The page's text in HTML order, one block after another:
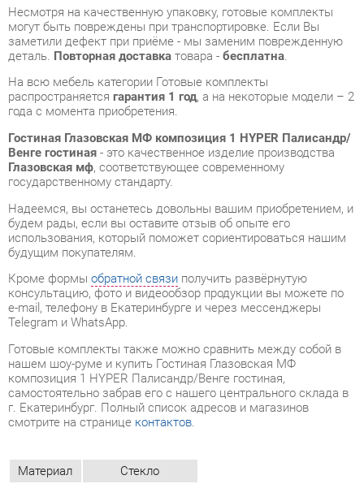
На всю мебель категории Готовые комплекты
распространяетсягарантия 1 год, а на некоторые модели – 2
года с момента приобретения.
Гостиная Глазовская МФ композиция 1 HYPER Палисандр/
Венге гостиная
- это качественное изделие производства
Глазовская мф, соответствующее современному
государственному стандарту.
будем рады, если вы оставите отзыв об опыте его
использования, который поможет сориентироваться нашим
будущим покупателям.
консультацию, фото и видеообзор продукции вы можете по
e-mail, телефону в Екатеринбурге и через мессенджеры
Telegram и WhatsApp.
нашем шоу-руме и купить Гостиная Глазовская МФ
композиция 1 HYPER Палисандр/Венге гостиная,
самостоятельно забрав его с нашего центрального склада в
г. Екатеринбург. Полный список адресов и магазинов
Материал
Стекло
Цвет
Палисандр/венге
Пока нет отзывов, поделитесь первым своим мнением.